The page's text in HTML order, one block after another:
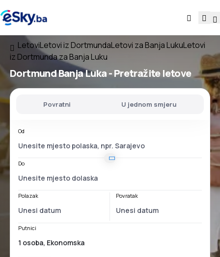
LetoviLetovi iz DortmundaLetovi za Banja LukuLetovi
iz Dortmunda za Banja Luku
Dortmund Banja Luka- Pretražite letove
Povratni U jednom smjeru
Od
Do
Polazak Povratak
Putnici